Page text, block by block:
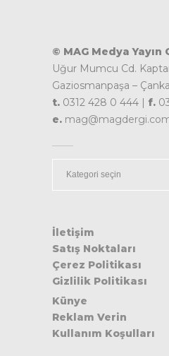
© MAG Medya Yayın
Uğur Mumcu Cd.
Gaziosmanpaşa –
t. 0312 428 0 444 | f.
e.
İletişim
Satış Noktaları
Çerez Politikası
Gizlilik Politikası
Künye
Reklam Verin
Kullanım Koşulları